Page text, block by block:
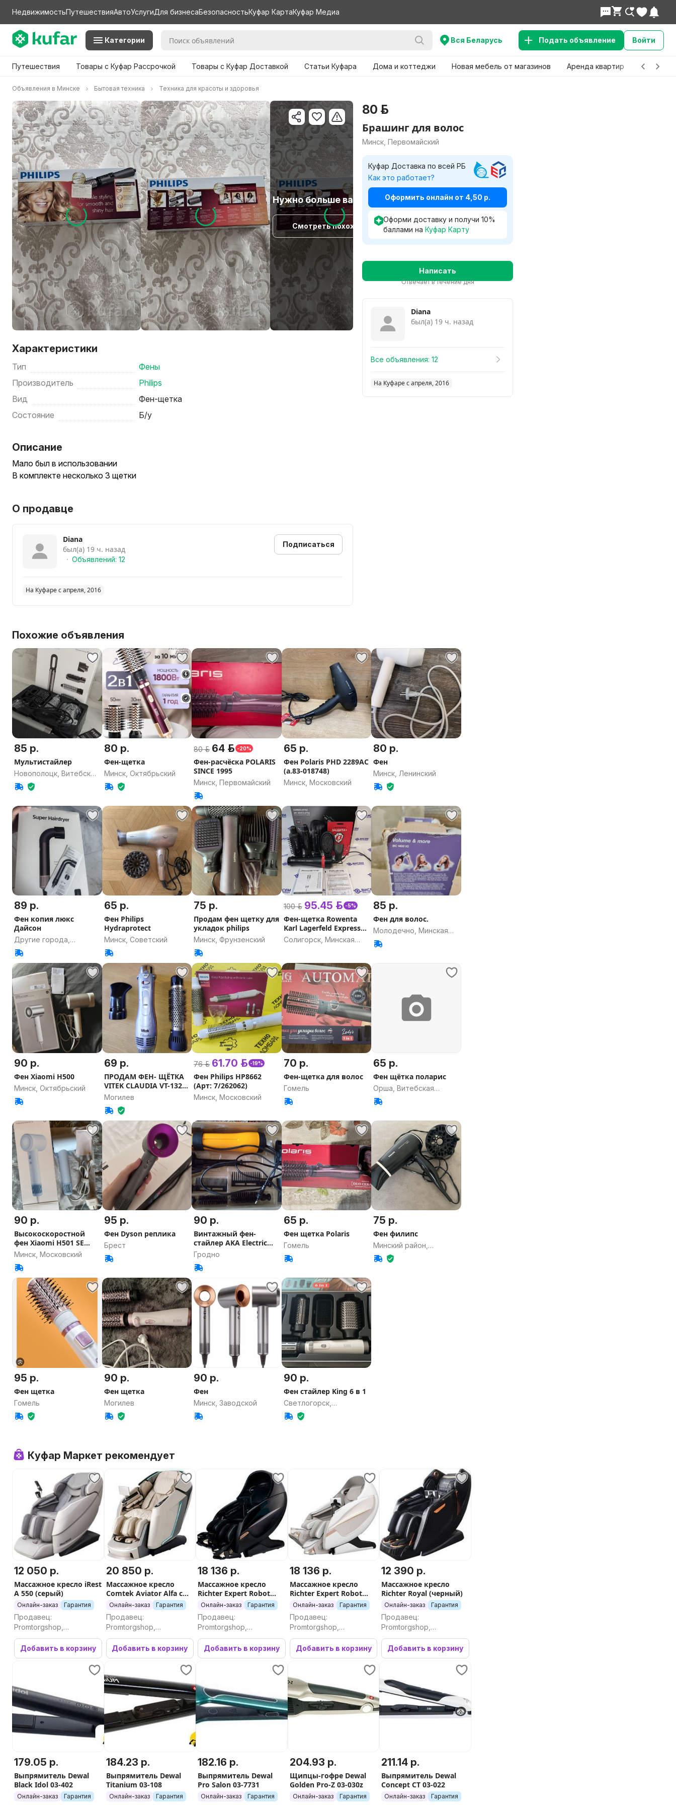
НедвижимостьПутешествияАвтоУслугиДля бизнесаБезопасностьКуфар КартаКуфар Медиа
Категории Вся Беларусь Подать объявление Войти
Путешествия Товары с Куфар Рассрочкой Товары с Куфар Доставкой Статьи Куфара Дома и коттеджи Новая мебель от магазинов Аренда квартир Детские
Объявления в Минске Бытовая техника Техника для красоты и здоровья
Нужно больше вариантов?
Смотреть похожие
Характеристики
Тип
Фены
Производитель
Philips
Вид
Фен-щетка
Состояние
Б/у
Описание
Мало был в использовании
В комплекте несколько 3 щетки
О продавце
Diana
был(а) 19 ч. назад
Объявлений: 12
Подписаться
На Куфаре с апреля, 2016
Похожие объявления
85 р.
Мультистайлер
Новополоцк, Витебская
область
80 р.
Фен-щетка
Минск, Октябрьский
80 р. 64 р. -20%
Фен-расчёска POLARIS
SINCE 1995
Минск, Первомайский
65 р.
Фен Polaris PHD 2289AC
(а.83-018748)
Минск, Московский
80 р.
Фен
Минск, Ленинский
89 р.
Фен копия люкс
Дайсон
Другие города,
Гомельская область
65 р.
Фен Philips
Hydraprotect
Минск, Советский
75 р.
Продам фен щетку для
укладок philips
Минск, Фрунзенский
100 р. 95.45 р. -5%
Фен-щетка Rowenta
Karl Lagerfeld Express
Style CF634LF0
Солигорск, Минская
85 р.
Фен для волос.
Молодечно, Минская
область
90 р.
Фен Xiaomi H500
Минск, Октябрьский
69 р.
ПРОДАМ ФЕН- ЩЁТКА
VITEK CLAUDIA VT-1324
1200 ВАТТ
Могилев
76 р. 61.70 р. -19%
Фен Philips HP8662
(Арт: 7/262062)
Минск, Московский
70 р.
Фен-щетка для волос
Гомель
65 р.
Фен щётка поларис
Орша, Витебская
область
90 р.
Высокоскоростной
фен Xiaomi H501 SE
голубой
Минск, Московский
95 р.
Фен Dyson реплика
Брест
90 р.
Винтажный фен-
стайлер AKA Electric
HFG 600 (ГДР)
Гродно
65 р.
Фен щетка Polaris
Гомель
75 р.
Фен филипс
Минский район,
Минская область
95 р.
Фен щетка
Гомель
90 р.
Фен щетка
Могилев
90 р.
Фен
Минск, Заводской
90 р.
Фен стайлер King 6 в 1
Светлогорск,
Гомельская область
Куфар Маркет рекомендует
12 050 р.
Массажное кресло iRest
А 550 (серый)
Онлайн-заказ Гарантия
Продавец:
Promtorgshop,
Промторгшоп
Добавить в корзину
20 850 р.
Массажное кресло
Comtek Aviator Alfa с
двойным роликовым
механизмом
Онлайн-заказ Гарантия
Продавец:
Promtorgshop,
Промторгшоп
Добавить в корзину
18 136 р.
Массажное кресло
Richter Expert Robot
(black)
Онлайн-заказ Гарантия
Продавец:
Promtorgshop,
Промторгшоп
Добавить в корзину
18 136 р.
Массажное кресло
Richter Expert Robot
(white)
Онлайн-заказ Гарантия
Продавец:
Promtorgshop,
Промторгшоп
Добавить в корзину
12 390 р.
Массажное кресло
Richter Royal (черный)
Онлайн-заказ Гарантия
Продавец:
Promtorgshop,
Промторгшоп
Добавить в корзину
179.05 р.
Выпрямитель Dewal
Black Idol 03-402
Онлайн-заказ Гарантия
184.23 р.
Выпрямитель Dewal
Titanium 03-108
Онлайн-заказ Гарантия
182.16 р.
Выпрямитель Dewal
Pro Salon 03-7731
Онлайн-заказ Гарантия
204.93 р.
Щипцы-гофре Dewal
Golden Pro-Z 03-030z
Онлайн-заказ Гарантия
211.14 р.
Выпрямитель Dewal
Concept СT 03-022
Онлайн-заказ Гарантия
80 р.
Брашинг для волос
Минск, Первомайский
Куфар Доставка по всей РБ
Как это работает?
Оформить онлайн от 4,50 р.
Оформи доставку и получи 10%
баллами на Куфар Карту
Написать
Отвечает в течение дня
Diana
был(а) 19 ч. назад
Все объявления: 12
На Куфаре с апреля, 2016